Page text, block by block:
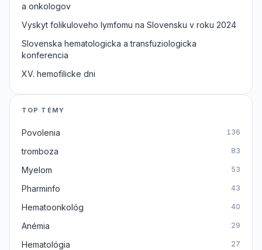
a onkologov
Vyskyt folikuloveho lymfomu na Slovensku v roku 2024
Slovenska hematologicka a transfuziologicka
konferencia
XV. hemofilicke dni
TOP TÉMY
Povolenia 136
tromboza 83
Myelom 53
Pharminfo 43
Hematoonkológ 40
Anémia 29
Hematológia 27